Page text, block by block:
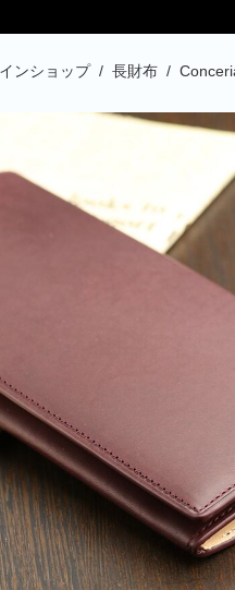
ンショップ / 長財布 /